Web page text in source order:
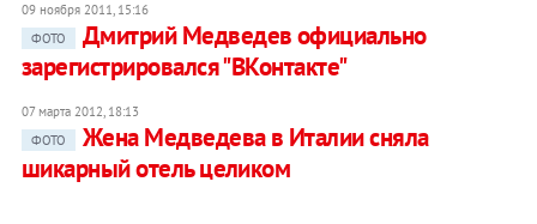
09 ноября 2011, 15:16
ФОТО
Дмитрий Медведев официально
зарегистрировался "ВКонтакте"
07 марта 2012, 18:13
ФОТО
Жена Медведева в Италии сняла
шикарный отель целиком